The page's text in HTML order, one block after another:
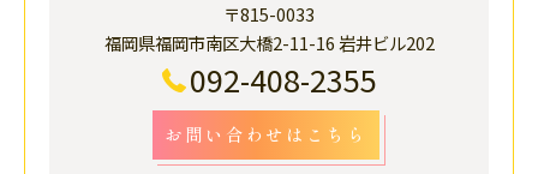
〒815-0033
福岡県福岡市南区大橋2-11-16 岩井ビル202
092-408-2355
お問い合わせはこちら